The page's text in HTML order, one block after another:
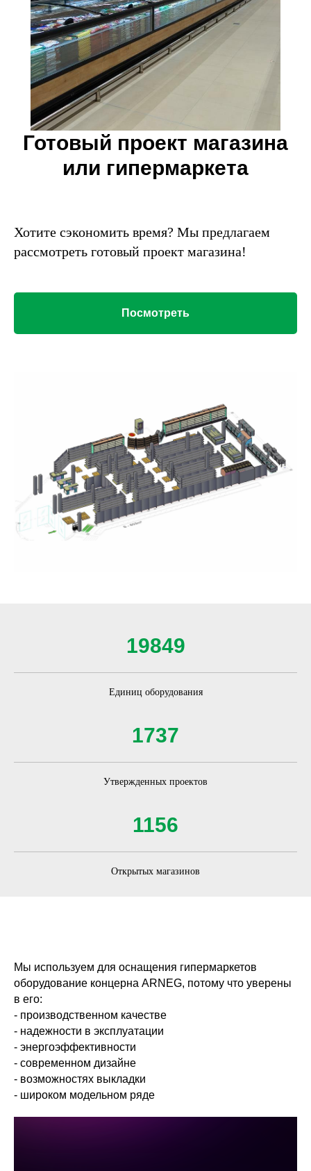
Готовый проект магазина
или гипермаркета
Хотите сэкономить время? Мы предлагаем
рассмотреть готовый проект магазина!
Посмотреть
19849
Единиц оборудования
1737
Утвержденных проектов
1156
Открытых магазинов
Мы используем для оснащения гипермаркетов
оборудование концерна ARNEG, потому что уверены
в его:
- производственном качестве
- надежности в эксплуатации
- энергоэффективности
- современном дизайне
- возможностях выкладки
- широком модельном ряде